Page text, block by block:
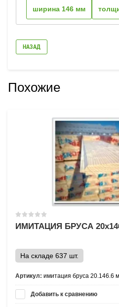
ширина 146 мм
НАЗАД
Похожие
ИМИТАЦИЯ БРУСА
На складе 637 шт.
Артикул: имитация бруса 20.146.6 м
Добавить к сравнению